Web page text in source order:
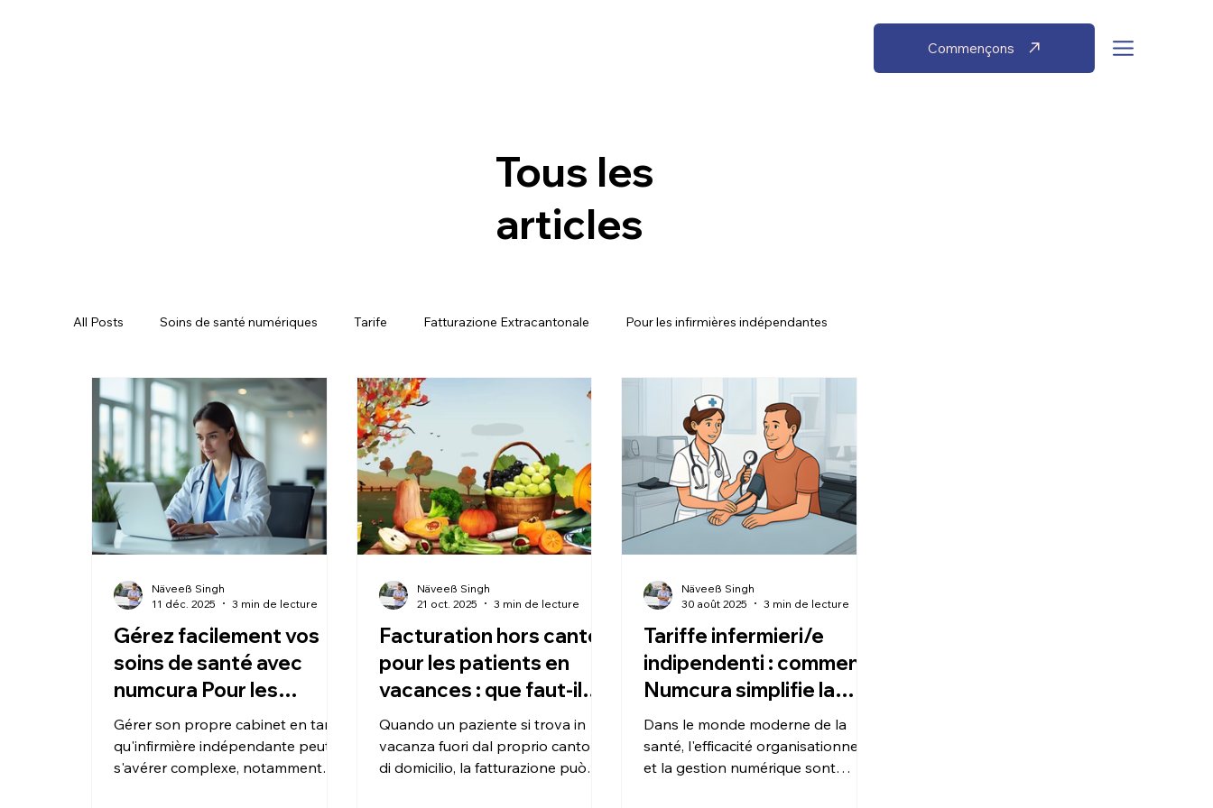
Commençons
Tous les
articles
All Posts Soins de santé numériques Tarife Fatturazione Extracantonale Pour les infirmières indépendantes
Gérez facilement vos
soins de santé avec
numcura Pour les
infirmières
indépendantes
Gérer son propre cabinet en tant
qu'infirmière indépendante peut
s'avérer complexe, notamment
Näveeß Singh
11 déc. 2025
3 min de lecture
Facturation hors canton
pour les patients en
vacances : que faut-il
faire dans Nucura ?
Quando un paziente si trova in
vacanza fuori dal proprio cantone
di domicilio, la fatturazione può
Näveeß Singh
21 oct. 2025
3 min de lecture
Tariffe infermieri/e
indipendenti : comment
Numcura simplifie la
gestion des soins de
santé
Dans le monde moderne de la
santé, l'efficacité organisationnelle
et la gestion numérique sont
Näveeß Singh
30 août 2025
3 min de lecture